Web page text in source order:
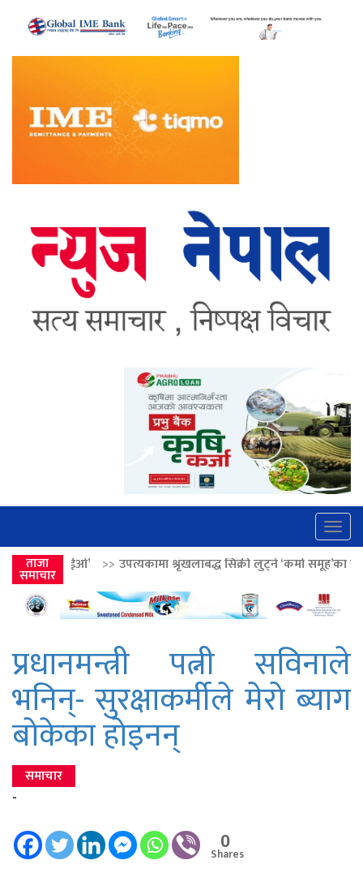
ताजा
समाचार
उपत्यकामा श्रृंखलाबद्ध सिक्री लुट्ने ‘कर्मा समूह’का नाइकेसहित पाँच पक्राउ
प्रधानमन्त्री पत्नी सविनाले
भनिन्- सुरक्षाकर्मीले मेरो ब्याग
बोकेका होइनन्
समाचार
-
0
Shares